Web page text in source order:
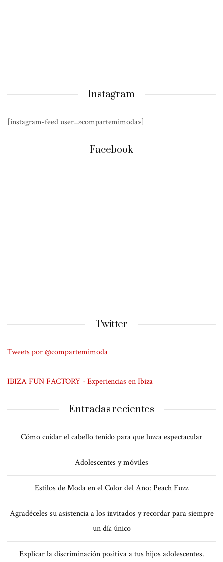
Instagram
[instagram-feed user=»compartemimoda»]
Facebook
Twitter
Tweets por @compartemimoda
IBIZA FUN FACTORY - Experiencias en Ibiza
Entradas recientes
Cómo cuidar el cabello teñido para que luzca espectacular
Adolescentes y móviles
Estilos de Moda en el Color del Año: Peach Fuzz
Agradéceles su asistencia a los invitados y recordar para siempre
un día único
Explicar la discriminación positiva a tus hijos adolescentes.